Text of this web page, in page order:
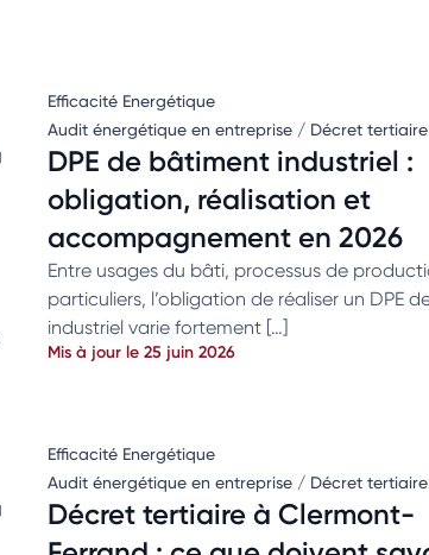
Efficacité Energétique
Audit énergétique en entreprise / Décret tertiaire
DPE de bâtiment industriel :
obligation, réalisation et
accompagnement en 2026
Entre usages du bâti, processus de
particuliers, l’obligation de réaliser un DPE
industriel varie fortement […]
Mis à jour le 25 juin 2026
Efficacité Energétique
Audit énergétique en entreprise / Décret tertiaire
Décret tertiaire à Clermont-